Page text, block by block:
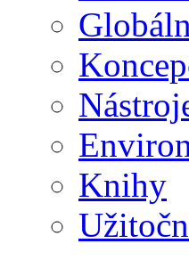
Knihy